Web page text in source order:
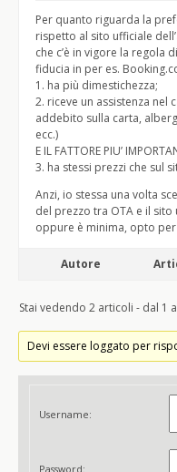
Per quanto riguarda la
rispetto al sito ufficiale
che c’è in vigore la regola
fiducia in per es.
1. ha più dimestichezza;
2. riceve un assistenza nel
addebito sulla carta,
ecc.)
E IL FATTORE PIU’
3. ha stessi prezzi che sul
Anzi, io stessa una volta
del prezzo tra OTA e il sito
oppure è minima, opto
Autore
Stai vedendo 2 articoli - dal 1
Devi essere loggato per
Username:
Password: